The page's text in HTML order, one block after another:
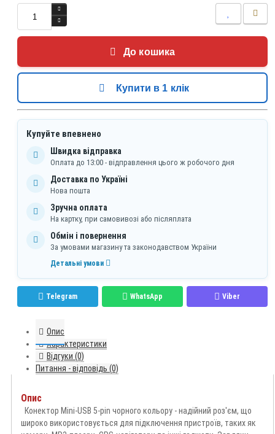
До кошика
Купити в 1 клік
Купуйте впевнено
Швидка відправка
Оплата до 13:00 - відправлення цього ж робочого дня
Доставка по Україні
Нова пошта
Зручна оплата
На картку, при самовивозі або післяплата
Обмін і повернення
За умовами магазину та законодавством України
Детальні умови
Telegram WhatsApp Viber
Опис
Характеристики
Відгуки (0)
Питання - відповідь (0)
Опис
Конектор Mini-USB 5-pin чорного кольору - надійний роз'єм, що
широко використовується для підключення пристроїв, таких як